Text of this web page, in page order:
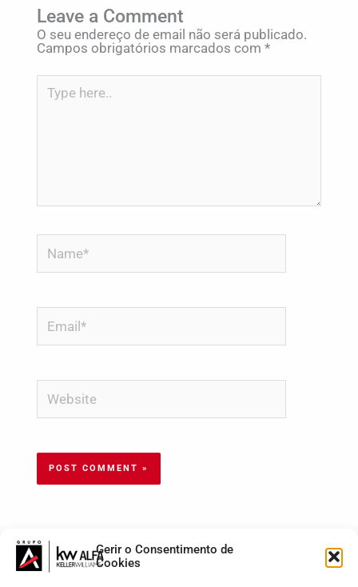
Gerir o Consentimento de
Cookies
Leave a Comment
O seu endereço de email não será publicado.
Campos obrigatórios marcados com *
Type
here..
Name*
Email*
Website